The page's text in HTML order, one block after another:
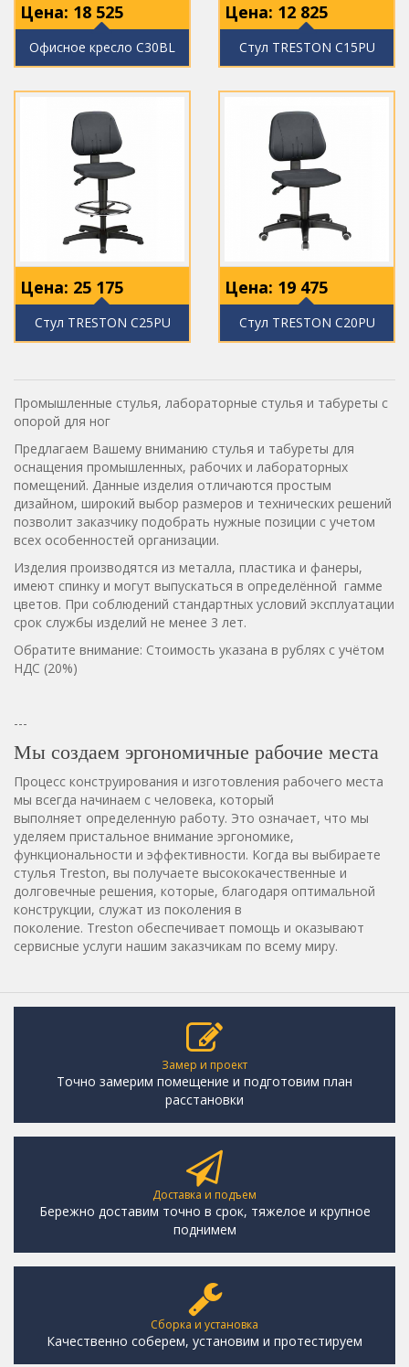
Цена: 18 525
Офисное кресло C30BL
Цена: 12 825
Стул TRESTON C15PU
Цена: 25 175
Стул TRESTON C25PU
Цена: 19 475
Стул TRESTON C20PU
Промышленные стулья, лабораторные стулья и табуреты с
опорой для ног
Предлагаем Вашему вниманию стулья и табуреты для
оснащения промышленных, рабочих и лабораторных
помещений. Данные изделия отличаются простым
дизайном, широкий выбор размеров и технических решений
позволит заказчику подобрать нужные позиции с учетом
всех особенностей организации.
Изделия производятся из металла, пластика и фанеры,
имеют спинку и могут выпускаться в определённой гамме
цветов. При соблюдений стандартных условий эксплуатации
срок службы изделий не менее 3 лет.
Обратите внимание: Стоимость указана в рублях с учётом
НДС (20%)
---
Мы создаем эргономичные рабочие места
Процесс конструирования и изготовления рабочего места
мы всегда начинаем с человека, который
выполняет определенную работу. Это означает, что мы
уделяем пристальное внимание эргономике,
функциональности и эффективности. Когда вы выбираете
стулья Treston, вы получаете высококачественные и
долговечные решения, которые, благодаря оптимальной
конструкции, служат из поколения в
поколение. Treston обеспечивает помощь и оказывают
сервисные услуги нашим заказчикам по всему миру.
Замер и проект
Точно замерим помещение и подготовим план
расстановки
Доставка и подъем
Бережно доставим точно в срок, тяжелое и крупное
поднимем
Сборка и установка
Качественно соберем, установим и протестируем